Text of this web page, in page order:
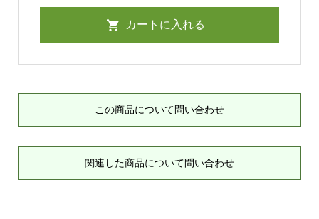
この商品について問い合わせ
関連した商品について問い合わせ